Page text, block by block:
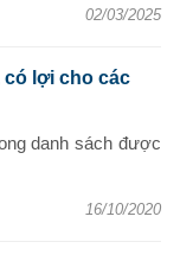
02/03/2025
có lợi cho các
danh sách được
16/10/2020